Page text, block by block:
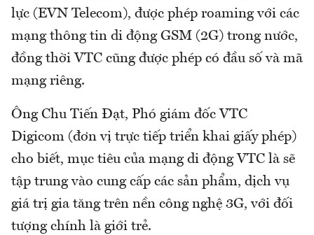
lực (EVN Telecom), được phép roaming với các
mạng thông tin di động GSM (2G) trong nước,
đồng thời VTC cũng được phép có đầu số và mã
mạng riêng.
Ông Chu Tiến Đạt, Phó giám đốc VTC
Digicom (đơn vị trực tiếp triển khai giấy phép)
cho biết, mục tiêu của mạng di động VTC là sẽ
tập trung vào cung cấp các sản phẩm, dịch vụ
giá trị gia tăng trên nền công nghệ 3G, với đối
tượng chính là giới trẻ.